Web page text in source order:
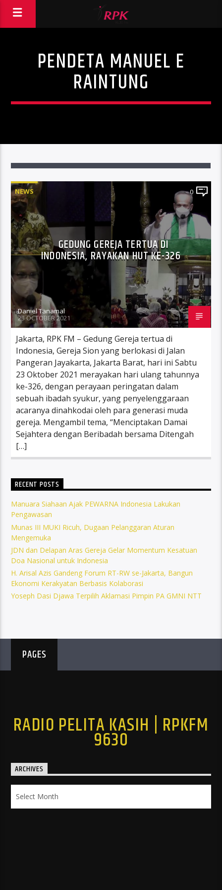
PENDETA MANUEL E
RAINTUNG
NEWS 0
GEDUNG GEREJA TERTUA DI
INDONESIA, RAYAKAN HUT KE-326
Daniel Tanamal
23 OCTOBER 2021
Jakarta, RPK FM – Gedung Gereja tertua di
Indonesia, Gereja Sion yang berlokasi di Jalan
Pangeran Jayakarta, Jakarta Barat, hari ini Sabtu
23 Oktober 2021 merayakan hari ulang tahunnya
ke-326, dengan perayaan peringatan dalam
sebuah ibadah syukur, yang penyelenggaraan
acaranya dinahkodai oleh para generasi muda
gereja. Mengambil tema, “Menciptakan Damai
Sejahtera dengan Beribadah bersama Ditengah
[…]
RECENT POSTS
Manuara Siahaan Ajak PEWARNA Indonesia Lakukan
Pengawasan
Munas III MUKI Ricuh, Dugaan Pelanggaran Aturan
Mengemuka
JDN dan Delapan Aras Gereja Gelar Momentum Kesatuan
Doa Nasional untuk Indonesia
H. Arisal Azis Gandeng Forum RT-RW se-Jakarta, Bangun
Ekonomi Kerakyatan Berbasis Kolaborasi
Yoseph Dasi Djawa Terpilih Aklamasi Pimpin PA GMNI NTT
PAGES
RADIO PELITA KASIH | RPKFM
9630
ARCHIVES